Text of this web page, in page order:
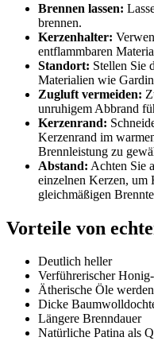
Brennen lassen:
brennen.
Kerzenhalter:
entflammbaren
Standort: Stellen Sie
Materialien wie
Zugluft vermeiden:
unruhigem Abbrand
Kerzenrand:
Kerzenrand im
Brennleistung zu
Abstand: Achten Sie
einzelnen Kerzen, um
gleichmäßigen
Vorteile von
Deutlich heller
Verführerischer
Ätherische Öle
Dicke
Längere Brenndauer
Natürliche Patina als